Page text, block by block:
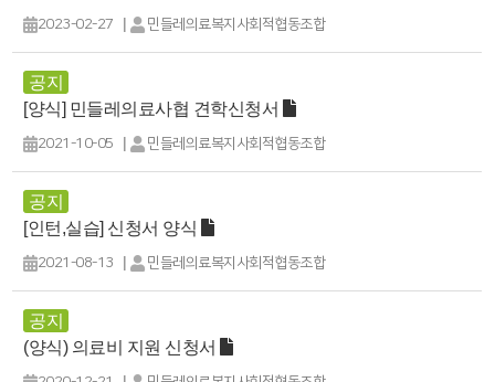
2023-02-27 | 민들레의료복지사회적협동조합
공지
[양식] 민들레의료사협 견학신청서
2021-10-05 | 민들레의료복지사회적협동조합
공지
[인턴,실습] 신청서 양식
2021-08-13 | 민들레의료복지사회적협동조합
공지
(양식) 의료비 지원 신청서